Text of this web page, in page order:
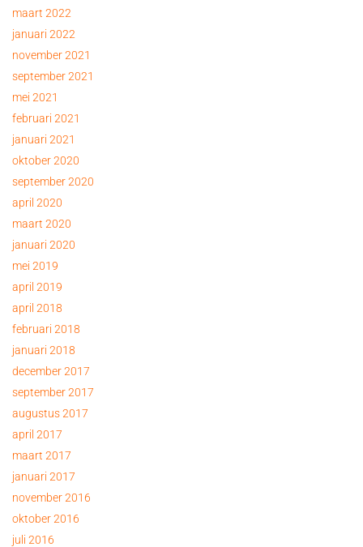
maart 2022
januari 2022
november 2021
september 2021
mei 2021
februari 2021
januari 2021
oktober 2020
september 2020
april 2020
maart 2020
januari 2020
mei 2019
april 2019
april 2018
februari 2018
januari 2018
december 2017
september 2017
augustus 2017
april 2017
maart 2017
januari 2017
november 2016
oktober 2016
juli 2016